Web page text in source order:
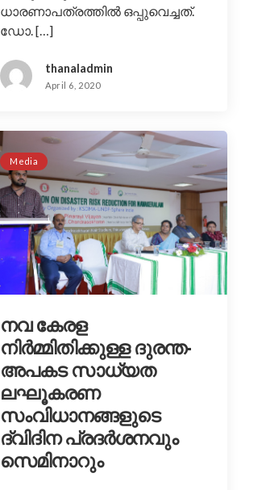
ധാരണാപത്രത്തിൽ ഒപ്പുവെച്ചത്.
ഡോ. […]
thanaladmin
April 6, 2020
Media
നവ കേരള
നിർമ്മിതിക്കുള്ള ദുരന്ത-
അപകട സാധ്യത
ലഘൂകരണ
സംവിധാനങ്ങളുടെ
ദ്വിദിന പ്രദർശനവും
സെമിനാറും